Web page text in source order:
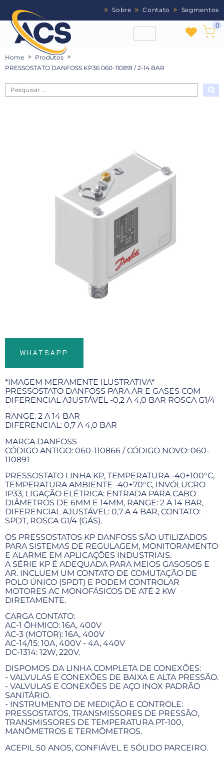
Sobre Contato Segmentos
0
Home
Produtos
PRESSOSTATO DANFOSS KP36 060-110891 / 2-14 BAR
WHATSAPP
*IMAGEM MERAMENTE ILUSTRATIVA*
PRESSOSTATO DANFOSS PARA AR E GASES COM
DIFERENCIAL AJUSTÁVEL -0,2 A 4,0 BAR ROSCA G1/4
RANGE: 2 A 14 BAR
DIFERENCIAL: 0,7 A 4,0 BAR
MARCA DANFOSS
CÓDIGO ANTIGO: 060-110866 / CÓDIGO NOVO: 060-
110891
PRESSOSTATO LINHA KP, TEMPERATURA -40+100°C,
TEMPERATURA AMBIENTE -40+70°C, INVÓLUCRO
IP33, LIGAÇÃO ELÉTRICA: ENTRADA PARA CABO
DIÂMETROS DE 6MM E 14MM, RANGE: 2 A 14 BAR,
DIFERENCIAL AJUSTÁVEL: 0,7 A 4 BAR, CONTATO:
SPDT, ROSCA G1/4 (GÁS).
OS PRESSOSTATOS KP DANFOSS SÃO UTILIZADOS
PARA SISTEMAS DE REGULAGEM, MONITORAMENTO
E ALARME EM APLICAÇÕES INDUSTRIAIS.
A SÉRIE KP É ADEQUADA PARA MEIOS GASOSOS E
AR. INCLUEM UM CONTATO DE COMUTAÇÃO DE
POLO ÚNICO (SPDT) E PODEM CONTROLAR
MOTORES AC MONOFÁSICOS DE ATÉ 2 KW
DIRETAMENTE.
CARGA CONTATO:
AC-1 ÔHMICO: 16A, 400V
AC-3 (MOTOR): 16A, 400V
AC-14/15: 10A, 400V - 4A, 440V
DC-1314: 12W, 220V.
DISPOMOS DA LINHA COMPLETA DE CONEXÕES:
- VALVULAS E CONEXÕES DE BAIXA E ALTA PRESSÃO.
- VALVULAS E CONEXÕES DE AÇO INOX PADRÃO
SANITÁRIO.
- INSTRUMENTO DE MEDIÇÃO E CONTROLE:
PRESSOSTATOS, TRANSMISSORES DE PRESSÃO,
TRANSMISSORES DE TEMPERATURA PT-100,
MANÔMETROS E TERMÔMETROS.
ACEPIL 50 ANOS, CONFIÁVEL E SÓLIDO PARCEIRO.